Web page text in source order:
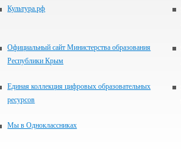
Культура.рф
Официальный сайт Министерства образования
Республики Крым
Единая коллекция цифровых образовательных
ресурсов
Мы в Одноклассниках